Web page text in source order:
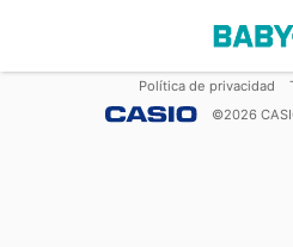
Política de privacidad
©2026